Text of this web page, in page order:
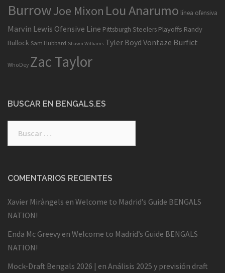
BurrowJoe Mixon Lou Anarumo línea ofensiva
Marvin Lewis Ofensive Line Pittsburgh Steelers Playoffs Randy
Bullock Sam Hubbard Shawn Williams Tyler Boyd Vontaze Burfict
WhoDey Zac Taylor
BUSCAR EN BENGALS.ES
COMENTARIOS RECIENTES
Xavier Miràngels en Welcome to Madrid’s Guide BENGALS
NATION!
Enda Mc Greevy en Welcome to Madrid’s Guide BENGALS
NATION!
Mock-Draft Bengals 2026 | en Análisis 2025 y previsión draft